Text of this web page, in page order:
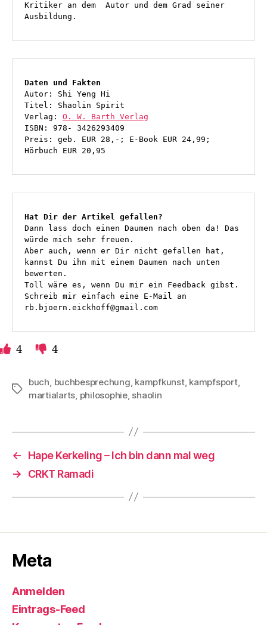
Kritiker an dem  Autor und dem Grad seiner
Ausbildung.
Daten und Fakten
Autor: Shi Yeng Hi
Titel: Shaolin Spirit
Verlag: O. W. Barth Verlag
ISBN: 978- 3426293409
Preis: geb. EUR 28,-; E-Book EUR 24,99;
Hörbuch EUR 20,95
Hat Dir der Artikel gefallen?
Dann lass doch einen Daumen nach oben da! Das
würde mich sehr freuen.
Aber auch, wenn er Dir nicht gefallen hat,
kannst Du ihn mit einem Daumen nach unten
bewerten.
Toll wäre es, wenn Du mir ein Feedback gibst.
Schreib mir einfach eine E-Mail an
rb.bjoern.eickhoff@gmail.com
4 4
Schlagwörter
buch buchbesprechung kampfkunst, kampfsport,
martialarts philosophie, shaolin
←
Hape Kerkeling – Ich bin dann mal weg
→
CRKT Ramadi
Meta
Anmelden
Eintrags-Feed